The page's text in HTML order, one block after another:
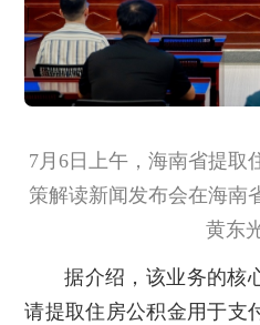
7月6日上午，海南省提取
策解读新闻发布会在海南
黄东
据介绍，该业务的核
请提取住房公积金用于支